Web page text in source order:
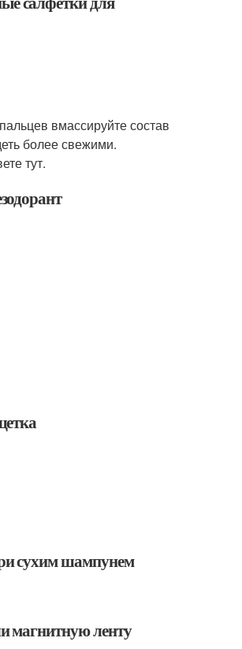
вмассируйте состав
более свежими.
тут.
сухим шампунем
магнитную ленту